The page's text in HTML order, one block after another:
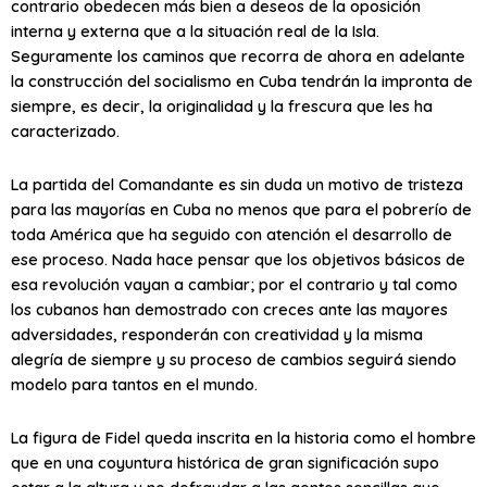
contrario obedecen más bien a deseos de la oposición
interna y externa que a la situación real de la Isla.
Seguramente los caminos que recorra de ahora en adelante
la construcción del socialismo en Cuba tendrán la impronta de
siempre, es decir, la originalidad y la frescura que les ha
caracterizado.
La partida del Comandante es sin duda un motivo de tristeza
para las mayorías en Cuba no menos que para el pobrerío de
toda América que ha seguido con atención el desarrollo de
ese proceso. Nada hace pensar que los objetivos básicos de
esa revolución vayan a cambiar; por el contrario y tal como
los cubanos han demostrado con creces ante las mayores
adversidades, responderán con creatividad y la misma
alegría de siempre y su proceso de cambios seguirá siendo
modelo para tantos en el mundo.
La figura de Fidel queda inscrita en la historia como el hombre
que en una coyuntura histórica de gran significación supo